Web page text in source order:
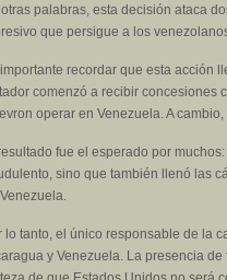
otras palabras, esta decisión ataca
que persigue a los
importante recordar que esta acción
comenzó a recibir concesiones
operar en Venezuela. A
fue el esperado por
sino que también llenó las
lo tanto, el único responsable de la
y Venezuela. La presencia